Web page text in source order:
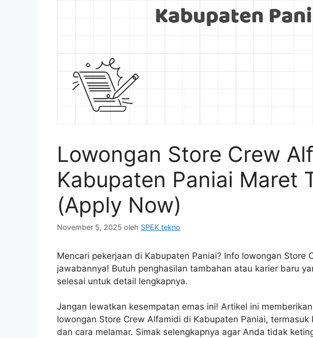
Lowongan Store Crew
Kabupaten Paniai Maret
(Apply Now)
November 5, 2025 oleh SPEK tekno
Mencari pekerjaan di Kabupaten Paniai? Info lowongan Store
jawabannya! Butuh penghasilan tambahan atau karier baru
selesai untuk detail lengkapnya.
Jangan lewatkan kesempatan emas ini! Artikel ini
lowongan Store Crew Alfamidi di Kabupaten Paniai,
dan cara melamar. Simak selengkapnya agar Anda tidak